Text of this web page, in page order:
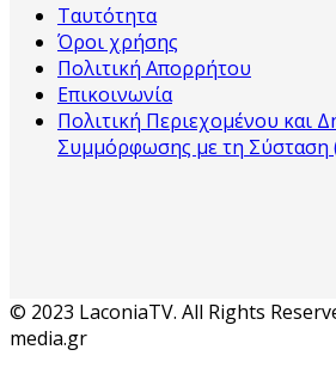
Ταυτότητα
Όροι χρήσης
Πολιτική Απορρήτου
Επικοινωνία
Πολιτική Περιεχομένου και
Συμμόρφωσης με τη Σύσταση
© 2023 LaconiaTV. All Rights
media.gr